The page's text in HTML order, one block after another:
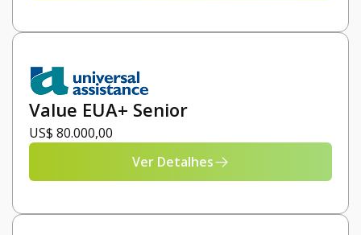
Value EUA+ Senior
US$ 80.000,00
Ver Detalhes